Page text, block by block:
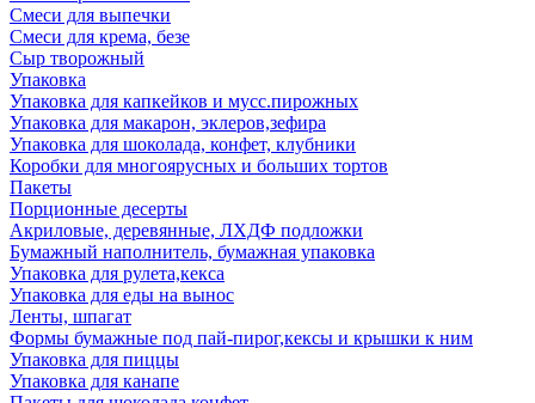
Смеси для выпечки
Смеси для крема, безе
Сыр творожный
Упаковка
Упаковка для капкейков и мусс.пирожных
Упаковка для макарон, эклеров,зефира
Упаковка для шоколада, конфет, клубники
Коробки для многоярусных и больших тортов
Пакеты
Порционные десерты
Акриловые, деревянные, ЛХДФ подложки
Бумажный наполнитель, бумажная упаковка
Упаковка для рулета,кекса
Упаковка для еды на вынос
Ленты, шпагат
Формы бумажные под пай-пирог,кексы и крышки к ним
Упаковка для пиццы
Упаковка для канапе